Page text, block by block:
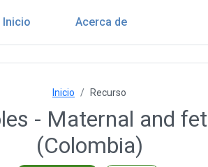
Inicio Acerca de
Inicio Recurso
- Maternal and
(Colombia)